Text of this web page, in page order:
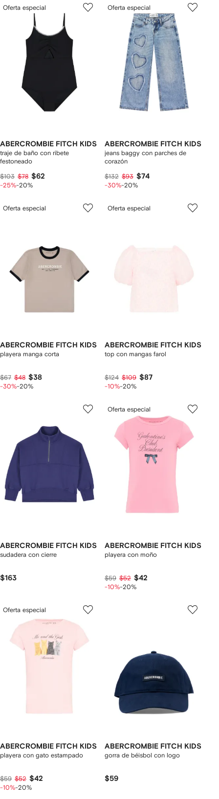
Oferta especial
ABERCROMBIE FITCH KIDS
traje de baño con ribete
festoneado
$103 $78 $62
-25%-20%
Oferta especial
ABERCROMBIE FITCH KIDS
jeans baggy con parches de
corazón
$132 $93 $74
-30%-20%
Oferta especial
ABERCROMBIE FITCH KIDS
playera manga corta
$67 $48 $38
-30%-20%
Oferta especial
ABERCROMBIE FITCH KIDS
top con mangas farol
$124 $109 $87
-10%-20%
ABERCROMBIE FITCH KIDS
sudadera con cierre
$163
Oferta especial
ABERCROMBIE FITCH KIDS
playera con moño
$59 $52 $42
-10%-20%
Oferta especial
ABERCROMBIE FITCH KIDS
playera con gato estampado
$59 $52 $42
-10%-20%
ABERCROMBIE FITCH KIDS
gorra de béisbol con logo
$59